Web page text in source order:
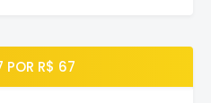
POR R$ 67